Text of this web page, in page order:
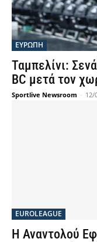
ΕΥΡΩΠΗ
Ταμπελίνι:
BC μετά τον
Sportlive Newsroom - 12/
EUROLEAGUE
Η Αναντολού